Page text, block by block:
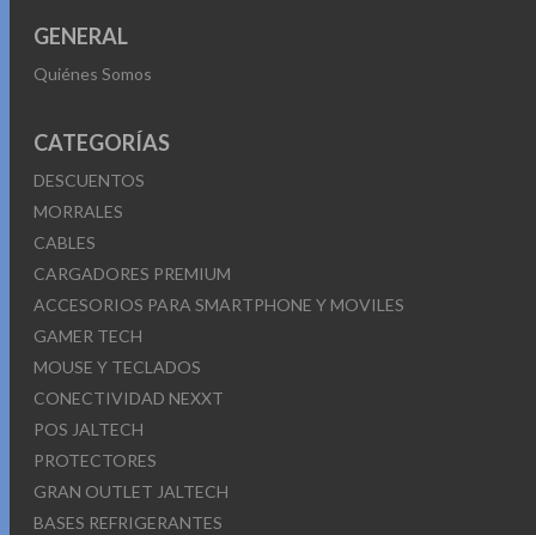
GENERAL
Quiénes Somos
CATEGORÍAS
DESCUENTOS
MORRALES
CABLES
CARGADORES PREMIUM
ACCESORIOS PARA SMARTPHONE Y MOVILES
GAMER TECH
MOUSE Y TECLADOS
CONECTIVIDAD NEXXT
POS JALTECH
PROTECTORES
GRAN OUTLET JALTECH
BASES REFRIGERANTES